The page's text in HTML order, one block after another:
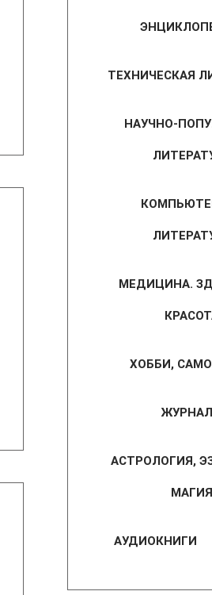
ТЕХНИЧЕСКАЯ
НАУЧНО-
МЕДИЦИНА.
ХОББИ,
АСТРОЛОГИЯ,
МАГИЯ
АУДИОКНИГИ